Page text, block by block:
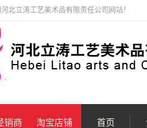
北立涛工艺美术品有限责任公司网站！
销商 淘宝店铺 首页